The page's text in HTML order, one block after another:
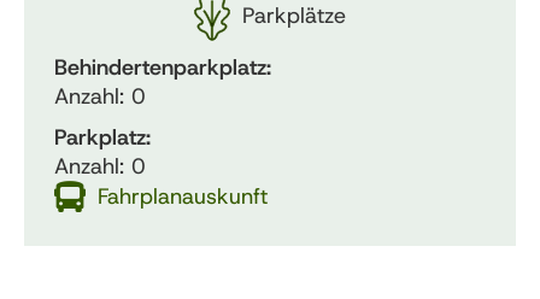
Parkplätze
Behindertenparkplatz:
Anzahl: 0
Parkplatz:
Anzahl: 0
Fahrplanauskunft